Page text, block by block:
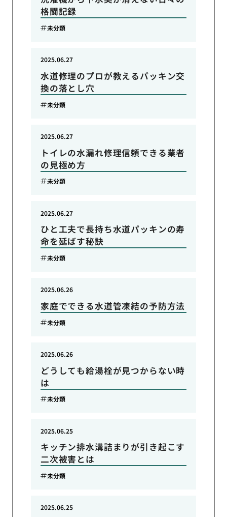
格闘記録
未分類
水道修理のプロが教えるパッキン交
換の落とし穴
2025.06.27
未分類
トイレの水漏れ修理信頼できる業者
の見極め方
2025.06.27
未分類
ひと工夫で長持ち水道パッキンの寿
命を延ばす秘訣
2025.06.27
未分類
家庭でできる水道管凍結の予防方法
2025.06.26
未分類
どうしても給湯栓が見つからない時
は
2025.06.26
未分類
キッチン排水溝詰まりが引き起こす
二次被害とは
2025.06.25
未分類
2025.06.25